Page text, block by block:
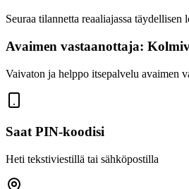
Seuraa tilannetta reaaliajassa
Avaimen vastaanottaja:
Vaivaton ja helppo itsepalvelu avaimen
Saat PIN-koodisi
Heti tekstiviestillä tai sähköpostilla